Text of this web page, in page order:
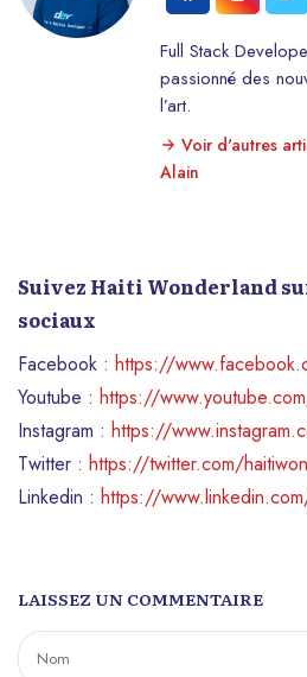
Full Stack
passionné des
l’art.
Voir d'autres
Alain
Suivez Haiti Wonderland
sociaux
Facebook : https://
Youtube : https://
Instagram : https://
Twitter : https://twitter.com/
Linkedin : https://
LAISSEZ UN COMMENTAIRE